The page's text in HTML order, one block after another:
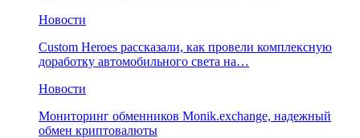
Новости
Custom Heroes рассказали, как провели комплексную
доработку автомобильного света на…
Новости
Мониторинг обменников Monik.exchange, надежный
обмен криптовалюты